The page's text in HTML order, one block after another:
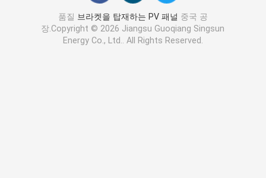
품질 브라켓을 탑재하는 PV 패널 중국 공
장.Copyright © 2026 Jiangsu Guoqiang Singsun
Energy Co., Ltd.. All Rights Reserved.